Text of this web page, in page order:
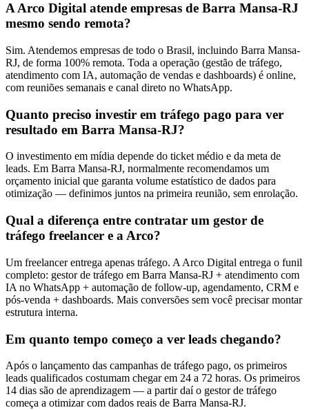
A Arco Digital atende empresas de Barra Mansa-RJ
mesmo sendo remota?
Sim. Atendemos empresas de todo o Brasil, incluindo Barra Mansa-
RJ, de forma 100% remota. Toda a operação (gestão de tráfego,
atendimento com IA, automação de vendas e dashboards) é online,
com reuniões semanais e canal direto no WhatsApp.
Quanto preciso investir em tráfego pago para ver
resultado em Barra Mansa-RJ?
O investimento em mídia depende do ticket médio e da meta de
leads. Em Barra Mansa-RJ, normalmente recomendamos um
orçamento inicial que garanta volume estatístico de dados para
otimização — definimos juntos na primeira reunião, sem enrolação.
Qual a diferença entre contratar um gestor de
tráfego freelancer e a Arco?
Um freelancer entrega apenas tráfego. A Arco Digital entrega o funil
completo: gestor de tráfego em Barra Mansa-RJ + atendimento com
IA no WhatsApp + automação de follow-up, agendamento, CRM e
pós-venda + dashboards. Mais conversões sem você precisar montar
estrutura interna.
Em quanto tempo começo a ver leads chegando?
Após o lançamento das campanhas de tráfego pago, os primeiros
leads qualificados costumam chegar em 24 a 72 horas. Os primeiros
14 dias são de aprendizagem — a partir daí o gestor de tráfego
começa a otimizar com dados reais de Barra Mansa-RJ.